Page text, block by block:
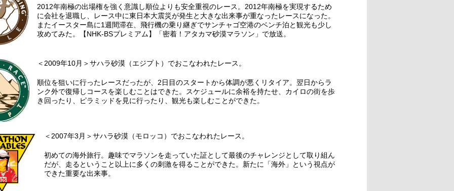
2012年南極の出場権を強く意識し順位よりも安全重視のレース。2012年南極を実現するため
に会社を退職し、レース中に東日本大震災が発生と大きな出来事が重なったレースになった。
またイースター島に1週間滞在、飛行機の乗り継ぎでサンチャゴ空港のベンチ泊と観光も少し
攻めてみた。【NHK-BSプレミアム】「密着！アタカマ砂漠マラソン」で放送。
＜2009年10月＞サハラ砂漠（エジプト）でおこなわれたレース。
順位を狙いに行ったレースだったが、2日目のスタートから体調が悪くリタイア。翌日からラ
ンク外で復帰しコースを楽しむことはできた。スケジュールに余裕を持たせ、カイロの街を歩
き回ったり、ピラミッドを見に行ったり、観光も楽しむことができた。
＜2007年3月＞サハラ砂漠（モロッコ）でおこなわれたレース。
初めての海外旅行。趣味でマラソンを走っていた証として最後のチャレンジとして取り組ん
だが、走るということ以上に多くの刺激を得ることができた。新たに「海外」という視点が
できた重要な出来事。